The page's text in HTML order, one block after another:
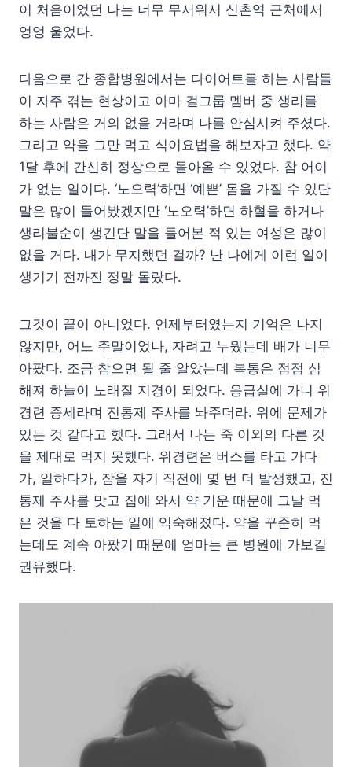
이 처음이었던 나는 너무 무서워서 신촌역 근처에서
엉엉 울었다.
다음으로 간 종합병원에서는 다이어트를 하는 사람들
이 자주 겪는 현상이고 아마 걸그룹 멤버 중 생리를
하는 사람은 거의 없을 거라며 나를 안심시켜 주셨다.
그리고 약을 그만 먹고 식이요법을 해보자고 했다. 약
1달 후에 간신히 정상으로 돌아올 수 있었다. 참 어이
가 없는 일이다. ‘노오력’하면 ‘예쁜’ 몸을 가질 수 있단
말은 많이 들어봤겠지만 ‘노오력’하면 하혈을 하거나
생리불순이 생긴단 말을 들어본 적 있는 여성은 많이
없을 거다. 내가 무지했던 걸까? 난 나에게 이런 일이
생기기 전까진 정말 몰랐다.
그것이 끝이 아니었다. 언제부터였는지 기억은 나지
않지만, 어느 주말이었나, 자려고 누웠는데 배가 너무
아팠다. 조금 참으면 될 줄 알았는데 복통은 점점 심
해져 하늘이 노래질 지경이 되었다. 응급실에 가니 위
경련 증세라며 진통제 주사를 놔주더라. 위에 문제가
있는 것 같다고 했다. 그래서 나는 죽 이외의 다른 것
을 제대로 먹지 못했다. 위경련은 버스를 타고 가다
가, 일하다가, 잠을 자기 직전에 몇 번 더 발생했고, 진
통제 주사를 맞고 집에 와서 약 기운 때문에 그날 먹
은 것을 다 토하는 일에 익숙해졌다. 약을 꾸준히 먹
는데도 계속 아팠기 때문에 엄마는 큰 병원에 가보길
권유했다.